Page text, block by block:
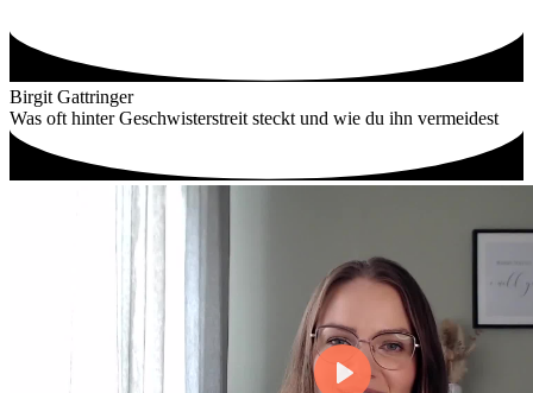
Inhalt
wechseln
Birgit Gattringer
Was oft hinter Geschwisterstreit steckt und wie du ihn vermeidest